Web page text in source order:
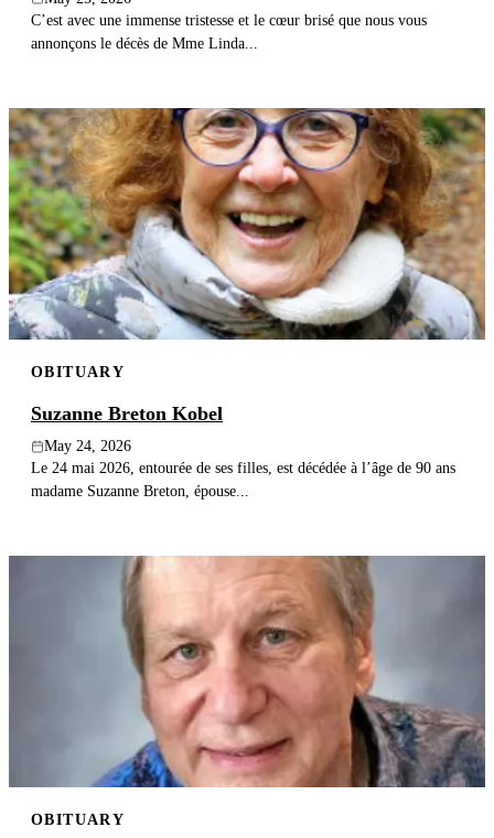
C’est avec une immense tristesse et le cœur brisé que nous vous
annonçons le décès de Mme Linda...
OBITUARY
Suzanne Breton Kobel
May 24, 2026
Le 24 mai 2026, entourée de ses filles, est décédée à l’âge de 90 ans
madame Suzanne Breton, épouse...
OBITUARY